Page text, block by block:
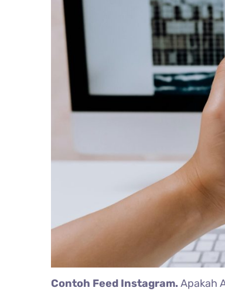
Contoh Feed Instagram.Apakah